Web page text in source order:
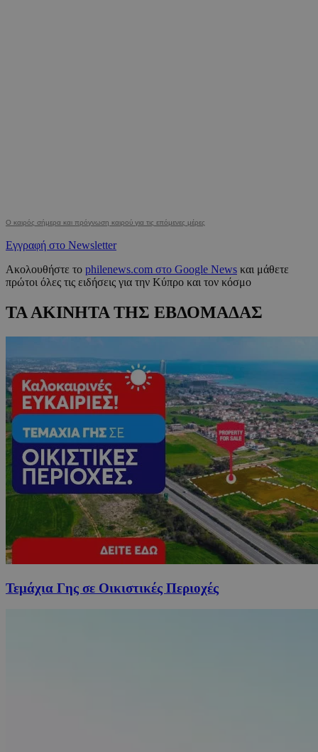
Ο καιρός σήμερα και πρόγνωση καιρού για τις επόμενες μέρες
Εγγραφή στο Newsletter
Ακολουθήστε το philenews.com στο Google News και μάθετε
πρώτοι όλες τις ειδήσεις για την Κύπρο και τον κόσμο
ΤΑ ΑΚΙΝΗΤΑ ΤΗΣ ΕΒΔΟΜΑΔΑΣ
Τεμάχια Γης σε Οικιστικές Περιοχές